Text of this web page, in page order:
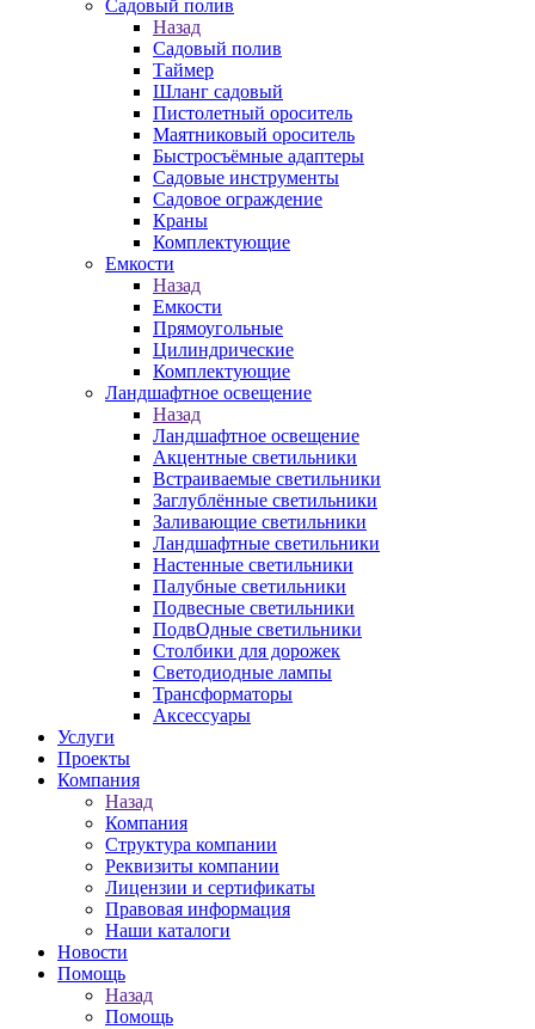
Садовый полив
Назад
Садовый полив
Таймер
Шланг садовый
Пистолетный ороситель
Маятниковый ороситель
Быстросъёмные адаптеры
Садовые инструменты
Садовое ограждение
Краны
Комплектующие
Емкости
Назад
Емкости
Прямоугольные
Цилиндрические
Комплектующие
Ландшафтное освещение
Назад
Ландшафтное освещение
Акцентные светильники
Встраиваемые светильники
Заглублённые светильники
Заливающие светильники
Ландшафтные светильники
Настенные светильники
Палубные светильники
Подвесные светильники
ПодвОдные светильники
Столбики для дорожек
Светодиодные лампы
Трансформаторы
Аксессуары
Услуги
Проекты
Компания
Назад
Компания
Структура компании
Реквизиты компании
Лицензии и сертификаты
Правовая информация
Наши каталоги
Новости
Помощь
Назад
Помощь